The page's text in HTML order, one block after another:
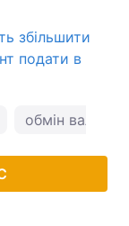
збільшити
подати в
обмін валют